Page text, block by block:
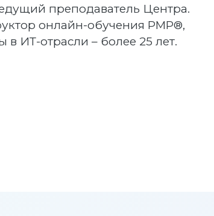
преподаватель Центра.
онлайн-обучения PMP®,
в ИТ-отрасли – более 25 лет.